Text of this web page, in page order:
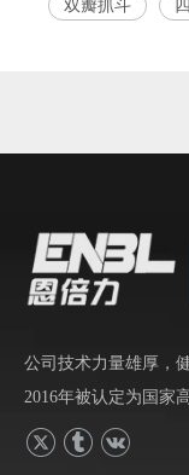
双瓣抓斗
公司技术力量雄厚，
2016年被认定为国家